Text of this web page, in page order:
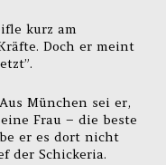
kurz am
Doch er meint
München sei er,
Frau – die beste
er es dort nicht
der Schickeria.